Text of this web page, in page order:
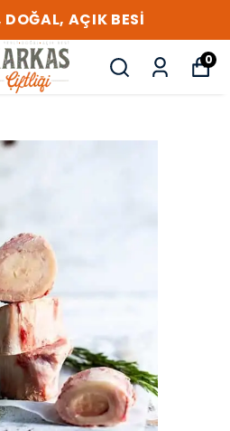
DOĞAL, AÇIK BESİ
0